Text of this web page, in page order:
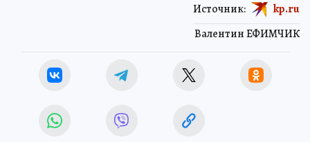
Валентин ЕФИМЧИК
Источник: kp.ru